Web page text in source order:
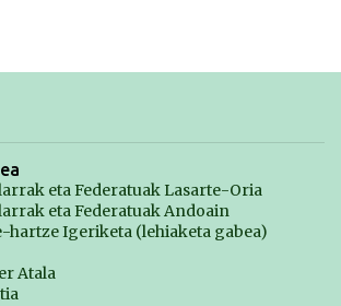
eta Federatuak Lasarte-Oria
eta Federatuak Andoain
hartze Igeriketa (lehiaketa gabea)
Atala